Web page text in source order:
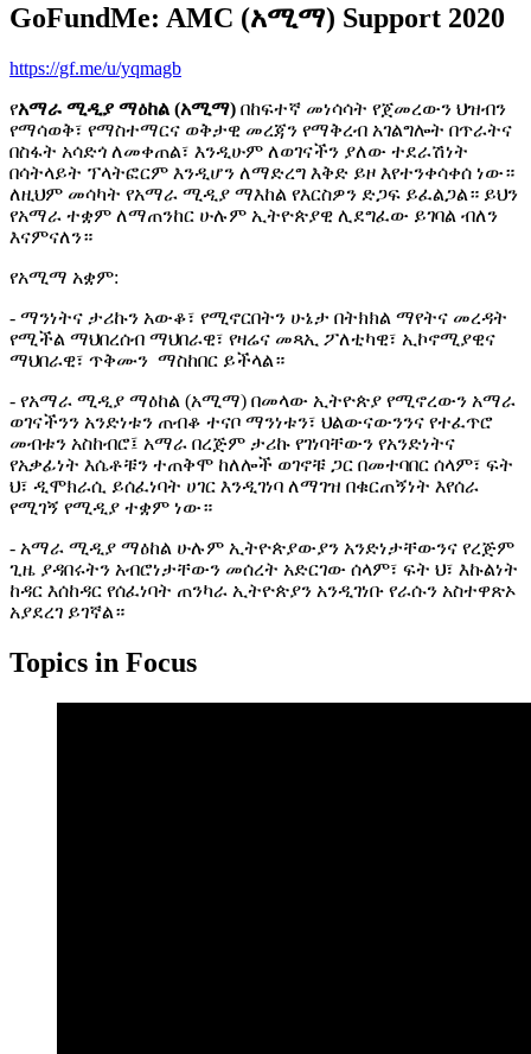
GoFundMe: AMC (አሚማ) Support 2020
https://gf.me/u/yqmagb
የአማራ ሚዲያ ማዕከል (አሚማ) በከፍተኛ መነሳሳት የጀመረውን ህዝብን
የማሳወቅ፣ የማስተማርና ወቅታዊ መረጃን የማቅረብ አገልግሎት በጥራትና
በስፋት አሳድጎ ለመቀጠል፣ እንዲሁም ለወገናችን ያለው ተደራሽነት
በሳትላይት ፕላትፎርም እንዲሆን ለማድረግ እቅድ ይዞ እየተንቀሳቀሰ ነው።
ለዚህም መሳካት የአማራ ሚዲያ ማእከል የእርስዎን ድጋፍ ይፈልጋል። ይህን
የአማራ ተቋም ለማጠንከር ሁሉም ኢትዮጵያዊ ሊደግፈው ይገባል ብለን
እናምናለን።
የአሚማ አቋም:
- ማንነትና ታሪኩን አውቆ፣ የሚኖርበትን ሁኔታ በትክክል ማየትና መረዳት
የሚችል ማህበረሰብ ማህበራዊ፣ የዛሬና መጻኢ ፖለቲካዊ፣ ኢኮኖሚያዊና
ማህበራዊ፣ ጥቅሙን ማስከበር ይችላል።
- የአማራ ሚዲያ ማዕከል (አሚማ) በመላው ኢትዮጵያ የሚኖረውን አማራ
ወገናችንን አንድነቱን ጠብቆ ተናቦ ማንነቱን፣ ህልውናውንንና የተፈጥሮ
መብቱን አስከብሮ፤ አማራ በረጅም ታሪኩ የገነባቸውን የአንድነትና
የአቃፊነት እሴቶቹን ተጠቅሞ ከለሎች ወገኖቹ ጋር በመተባበር ሰላም፣ ፍት
ህ፣ ዲሞክራሲ ይሰፈነባት ሀገር እንዲገነባ ለማገዝ በቁርጠኝነት እየሰራ
የሚገኝ የሚዲያ ተቋም ነው።
- አማራ ሚዲያ ማዕከል ሁሉም ኢትዮጵያውያን አንድነታቸውንና የረጅም
ጊዜ ያዳበሩትን አብሮነታቸውን መሰረት አድርገው ሰላም፣ ፍት ህ፣ እኩልነት
ከዳር እሰከዳር የሰፈነባት ጠንካራ ኢትዮጵያን አንዲገነቡ የራሱን አስተዋጽኦ
አያደረገ ይገኛል።
Topics in Focus